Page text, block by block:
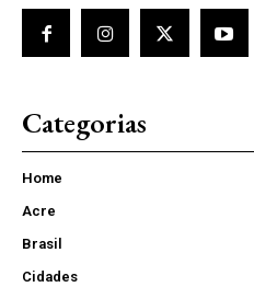
Categorias
Home
Acre
Brasil
Cidades